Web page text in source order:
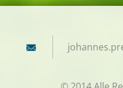
johannes